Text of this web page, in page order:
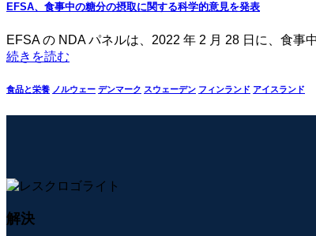
EFSA、食事中の糖分の摂取に関する科学的意見を発表
EFSA の NDA パネルは、2022 年 2 月 28 日に、食
続きを読む
食品と栄養 ノルウェー デンマーク スウェーデン フィンランド アイスランド
解決